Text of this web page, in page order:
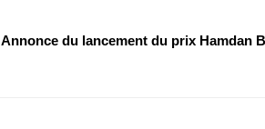
Annonce du lancement du prix Hamdan